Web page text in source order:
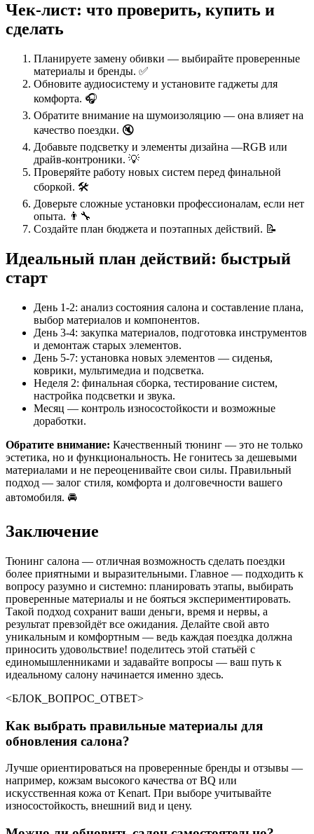
Чек-лист: что проверить, купить и
сделать
Планируете замену обивки — выбирайте проверенные
материалы и бренды. ✅
Обновите аудиосистему и установите гаджеты для
комфорта. 🎧
Обратите внимание на шумоизоляцию — она влияет на
качество поездки. 🔇
Добавьте подсветку и элементы дизайна —RGB или
драйв-контроники. 💡
Проверяйте работу новых систем перед финальной
сборкой. 🛠️
Доверьте сложные установки профессионалам, если нет
опыта. 👨‍🔧
Создайте план бюджета и поэтапных действий. 📝
Идеальный план действий: быстрый
старт
День 1-2: анализ состояния салона и составление плана,
выбор материалов и компонентов.
День 3-4: закупка материалов, подготовка инструментов
и демонтаж старых элементов.
День 5-7: установка новых элементов — сиденья,
коврики, мультимедиа и подсветка.
Неделя 2: финальная сборка, тестирование систем,
настройка подсветки и звука.
Месяц — контроль износостойкости и возможные
доработки.
Обратите внимание: Качественный тюнинг — это не только
эстетика, но и функциональность. Не гонитесь за дешевыми
материалами и не переоценивайте свои силы. Правильный
подход — залог стиля, комфорта и долговечности вашего
автомобиля. 🚘
Заключение
Тюнинг салона — отличная возможность сделать поездки
более приятными и выразительными. Главное — подходить к
вопросу разумно и системно: планировать этапы, выбирать
проверенные материалы и не бояться экспериментировать.
Такой подход сохранит ваши деньги, время и нервы, а
результат превзойдёт все ожидания. Делайте свой авто
уникальным и комфортным — ведь каждая поездка должна
приносить удовольствие! поделитесь этой статьёй с
единомышленниками и задавайте вопросы — ваш путь к
идеальному салону начинается именно здесь.
<БЛОК_ВОПРОС_ОТВЕТ>
Как выбрать правильные материалы для
обновления салона?
Лучше ориентироваться на проверенные бренды и отзывы —
например, кожзам высокого качества от BQ или
искусственная кожа от Kenart. При выборе учитывайте
износостойкость, внешний вид и цену.